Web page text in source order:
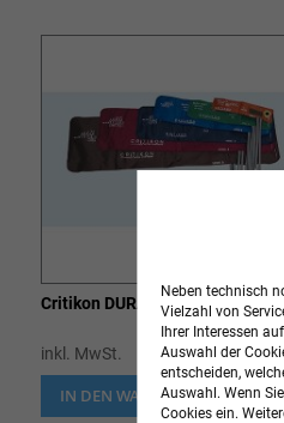
Critikon DURA-CUF
inkl. MwSt. Ab
IN DEN WARENKORB
Neben technisch
Vielzahl von
Ihrer Interessen
Auswahl der
entscheiden,
Auswahl. Wenn
Cookies ein.